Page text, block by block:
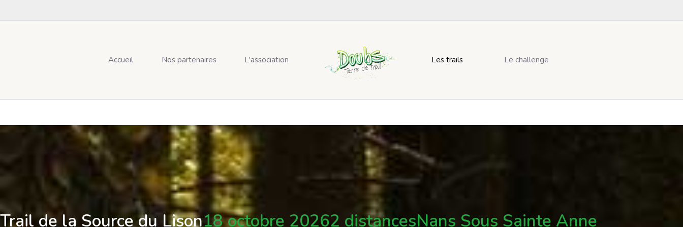
Accueil Nos partenaires L'association Les trails Le challenge
Trail de la Source du Lison18 octobre 20262 distancesNans Sous Sainte Anne